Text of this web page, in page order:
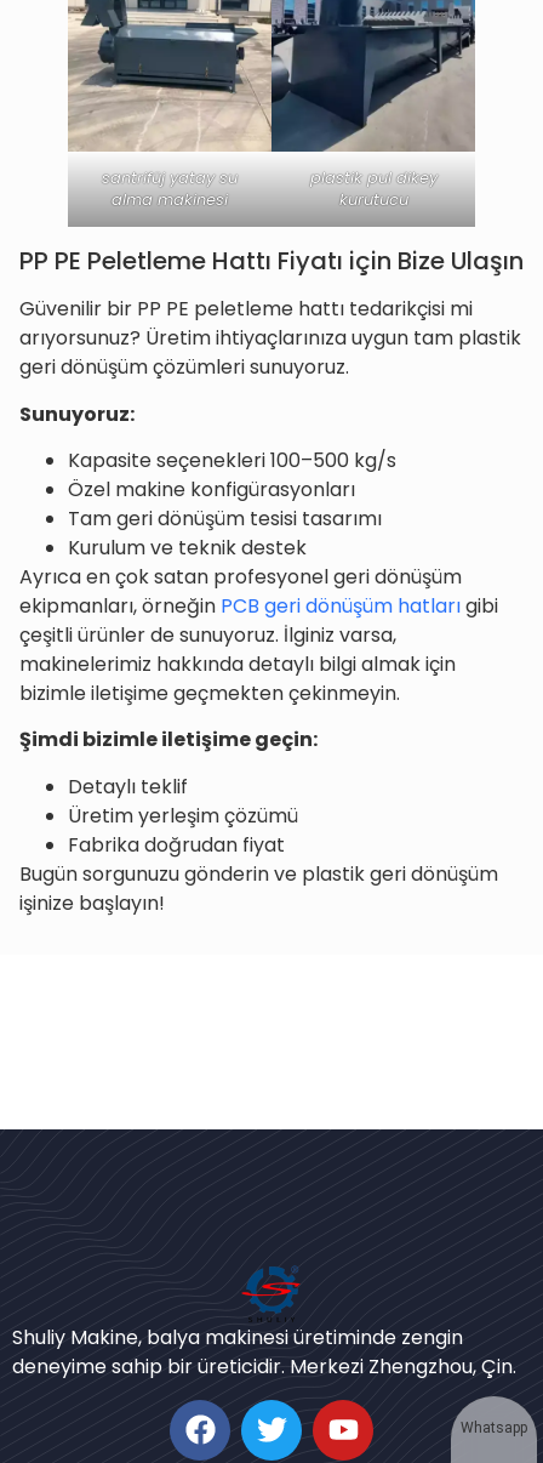
santrifüj yatay su
alma makinesi
plastik pul dikey
kurutucu
PP PE Peletleme Hattı Fiyatı için Bize Ulaşın
Güvenilir bir PP PE peletleme hattı tedarikçisi mi
arıyorsunuz? Üretim ihtiyaçlarınıza uygun tam plastik
geri dönüşüm çözümleri sunuyoruz.
Sunuyoruz:
Kapasite seçenekleri 100–500 kg/s
Özel makine konfigürasyonları
Tam geri dönüşüm tesisi tasarımı
Kurulum ve teknik destek
Ayrıca en çok satan profesyonel geri dönüşüm
ekipmanları, örneğin PCB geri dönüşüm hatlarıgibi
çeşitli ürünler de sunuyoruz. İlginiz varsa,
makinelerimiz hakkında detaylı bilgi almak için
bizimle iletişime geçmekten çekinmeyin.
Şimdi bizimle iletişime geçin:
Detaylı teklif
Üretim yerleşim çözümü
Fabrika doğrudan fiyat
Bugün sorgunuzu gönderin ve plastik geri dönüşüm
işinize başlayın!
Shuliy Makine, balya makinesi üretiminde zengin
deneyime sahip bir üreticidir. Merkezi Zhengzhou, Çin.
Swahili
German
Korean
Japanese
Whatsapp